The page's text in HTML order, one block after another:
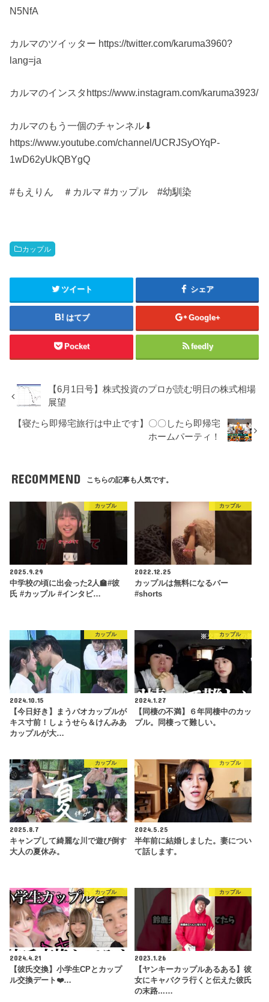
N5NfA
カルマのツイッター https://twitter.com/karuma3960?
lang=ja
カルマのインスタhttps://www.instagram.com/karuma3923/
カルマのもう一個のチャンネル⬇︎
https://www.youtube.com/channel/UCRJSyOYqP-
1wD62yUkQBYgQ
#もえりん ＃カルマ #カップル #幼馴染
カップル
ツイート シェア
はてブ Google+
Pocket feedly
【6月1日号】株式投資のプロが読む明日の株式相場
展望
【寝たら即帰宅旅行は中止です】〇〇したら即帰宅
ホームパーティ！
RECOMMEND こちらの記事も人気です。
カップル
2025.9.29
中学校の頃に出会った2人🏫#彼
氏 #カップル #インタビ…
カップル
2022.12.25
カップルは無料になるバー
#shorts
カップル
2024.10.15
【今日好き】まうバオカップルが
キス寸前！しょうせら＆けんみあ
カップルが大…
カップル
2024.1.27
【同棲の不満】６年同棲中のカッ
プル。同棲って難しい。
カップル
2025.8.7
キャンプして綺麗な川で遊び倒す
大人の夏休み。
カップル
2024.5.25
半年前に結婚しました。妻につい
て話します。
カップル
2024.4.21
【彼氏交換】小学生CPとカップ
ル交換デート❤️…
カップル
2023.1.26
【ヤンキーカップルあるある】彼
女にキャバクラ行くと伝えた彼氏
の末路...…